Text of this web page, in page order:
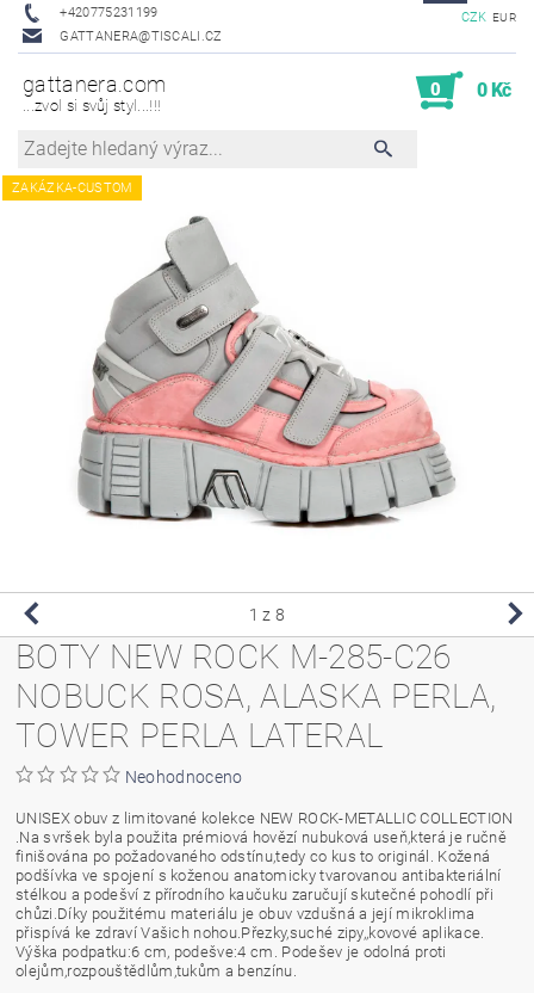
+420775231199
GATTANERA@TISCALI.CZ
CZK EUR
gattanera.com
...zvol si svůj styl...!!!
0 0 Kč
ZAKÁZKA-CUSTOM
1 z 8
BOTY NEW ROCK M-285-C26
NOBUCK ROSA, ALASKA PERLA,
TOWER PERLA LATERAL
Neohodnoceno
UNISEX obuv z limitované kolekce NEW ROCK-METALLIC COLLECTION
.Na svršek byla použita prémiová hovězí nubuková useň,která je ručně
finišována po požadovaného odstínu,tedy co kus to originál. Kožená
podšívka ve spojení s koženou anatomicky tvarovanou antibakteriální
stélkou a podešví z přírodního kaučuku zaručují skutečné pohodlí při
chůzi.Díky použitému materiálu je obuv vzdušná a její mikroklima
přispívá ke zdraví Vašich nohou.Přezky,suché zipy,,kovové aplikace.
Výška podpatku:6 cm, podešve:4 cm. Podešev je odolná proti
olejům,rozpouštědlům,tukům a benzínu.